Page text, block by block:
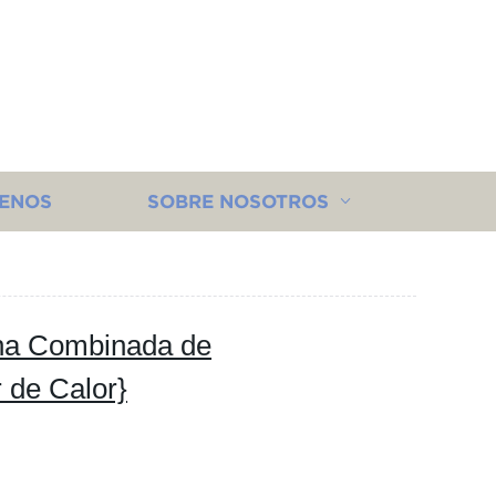
SOBRE NOSOTROS
Combinada de
de Calor}